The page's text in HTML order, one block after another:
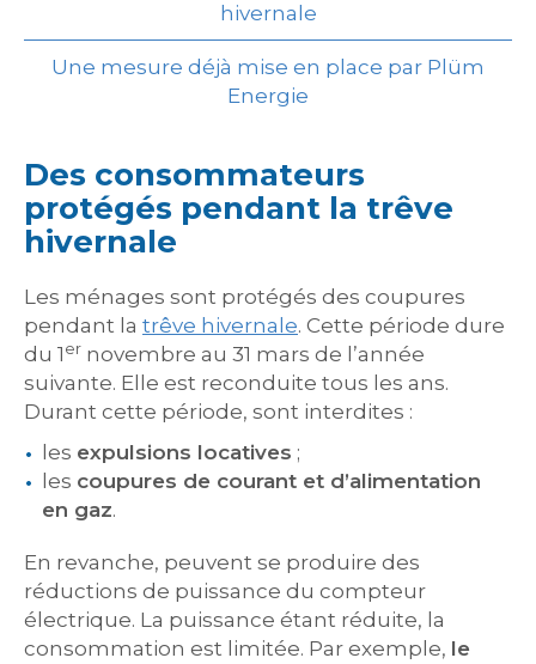
hivernale
Une mesure déjà mise en place par Plüm
Energie
Des consommateurs
protégés pendant la trêve
hivernale
Les ménages sont protégés des coupures
pendant la trêve hivernale. Cette période dure
du 1 er novembre au 31 mars de l’année
suivante. Elle est reconduite tous les ans.
Durant cette période, sont interdites :
les expulsions locatives ;
les coupures de courant et d’alimentation
en gaz.
En revanche, peuvent se produire des
réductions de puissance du compteur
électrique. La puissance étant réduite, la
consommation est limitée. Par exemple, le